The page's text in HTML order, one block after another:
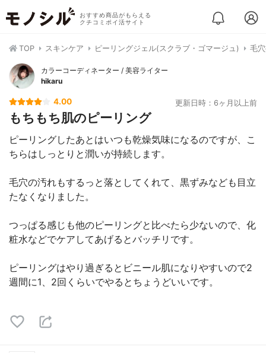
おすすめ商品がもらえる
クチコミポイ活サイト
TOP スキンケア ピーリングジェル(スクラブ・ゴマージュ) 毛
カラーコーディネーター / 美容ライター
hikaru
4.00 更新日時：6ヶ月以上前
もちもち肌のピーリング
ピーリングしたあとはいつも乾燥気味になるのですが、こ
ちらはしっとりと潤いが持続します。
毛穴の汚れもするっと落としてくれて、黒ずみなども目立
たなくなりました。
つっぱる感じも他のピーリングと比べたら少ないので、化
粧水などでケアしてあげるとバッチリです。
ピーリングはやり過ぎるとビニール肌になりやすいので2
週間に1、2回くらいでやるとちょうどいいです。